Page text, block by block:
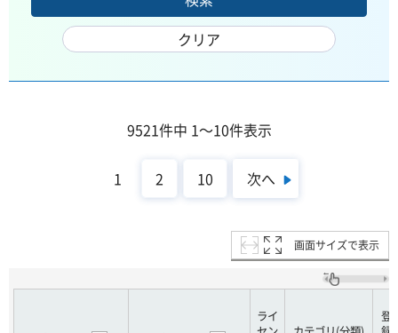
9521件中 1～10件表示
1 2 10 次へ
画面サイズで表示
ライ
登